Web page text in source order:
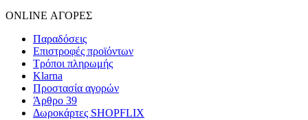
ONLINE ΑΓΟΡΕΣ
Παραδόσεις
Επιστροφές προϊόντων
Τρόποι πληρωμής
Klarna
Προστασία αγορών
Άρθρο 39
Δωροκάρτες SHOPFLIX